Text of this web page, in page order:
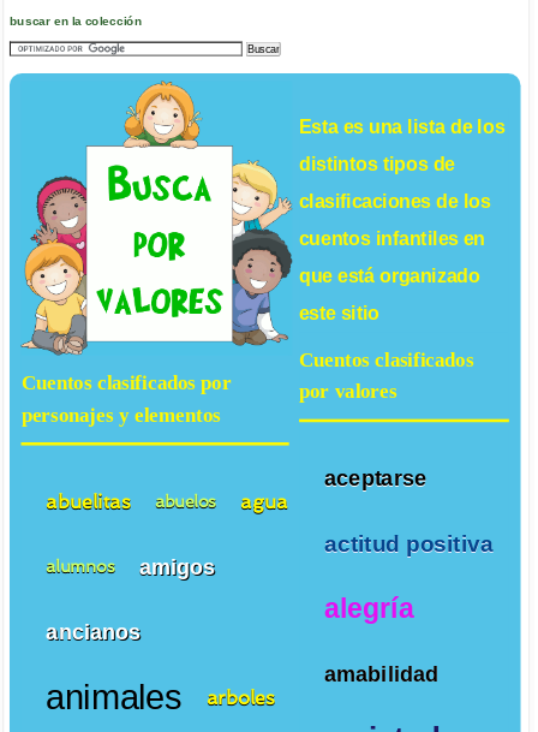
buscar en la colección
Esta es una lista de los
distintos tipos de
clasificaciones de los
cuentos infantilesen
que está organizado
este sitio
Cuentos clasificados
por valores
aceptarse
actitud positiva
alegría
amabilidad
Cuentos clasificados por
personajes y elementos
abuelitas abuelos agua
alumnos amigos
ancianos
animales arboles